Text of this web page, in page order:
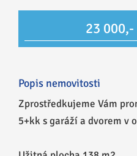
23
Popis nemovitosti
Zprostředkujeme Vám
5+kk s garáží a dvorem v